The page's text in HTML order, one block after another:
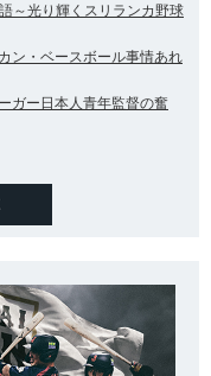
～光り輝くスリランカ野球
ン・ベースボール事情あれ
ガー日本人青年監督の奮